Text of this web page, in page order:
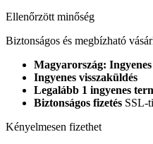
Ellenőrzött minőség
Biztonságos és megbízható
Magyarország:
Ingyenes visszaküldés
Legalább 1 ingyenes
Biztonságos fizetés SSL-
Kényelmesen fizethet